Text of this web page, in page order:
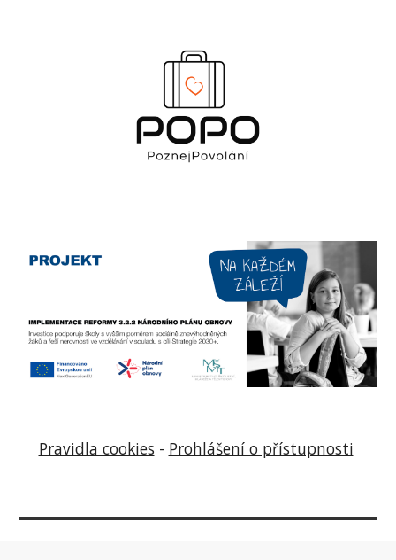
Pravidla cookies - Prohlášení o přístupnosti